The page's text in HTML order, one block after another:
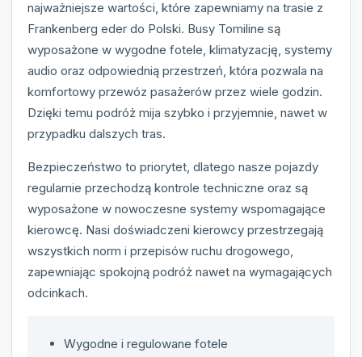
najważniejsze wartości, które zapewniamy na trasie z
Frankenberg eder do Polski. Busy Tomiline są
wyposażone w wygodne fotele, klimatyzację, systemy
audio oraz odpowiednią przestrzeń, która pozwala na
komfortowy przewóz pasażerów przez wiele godzin.
Dzięki temu podróż mija szybko i przyjemnie, nawet w
przypadku dalszych tras.
Bezpieczeństwo to priorytet, dlatego nasze pojazdy
regularnie przechodzą kontrole techniczne oraz są
wyposażone w nowoczesne systemy wspomagające
kierowcę. Nasi doświadczeni kierowcy przestrzegają
wszystkich norm i przepisów ruchu drogowego,
zapewniając spokojną podróż nawet na wymagających
odcinkach.
Wygodne i regulowane fotele